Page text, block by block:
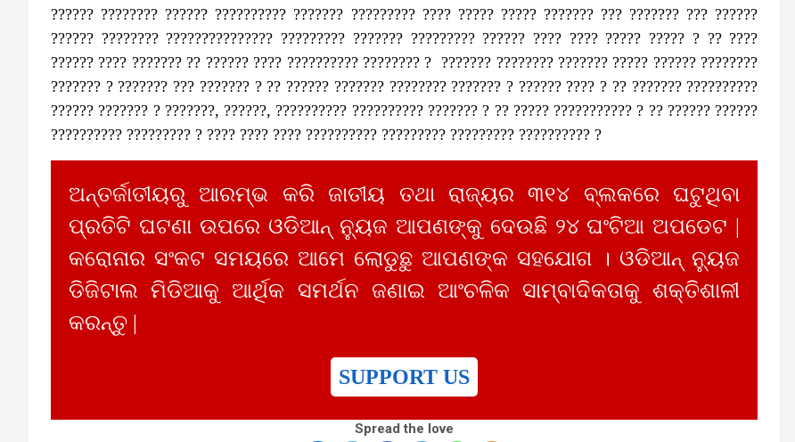
?????? ???????? ?????? ?????????? ??????? ????????? ???? ????? ????? ??????? ??? ??????? ??? ??????
?????? ???????? ??????????????? ????????? ??????? ????????? ?????? ???? ???? ????? ????? ? ?? ????
?????? ???? ??????? ?? ?????? ???? ?????????? ???????? ? ??????? ???????? ??????? ????? ?????? ????????
??????? ? ??????? ??? ??????? ? ?? ?????? ??????? ???????? ??????? ? ?????? ???? ? ?? ??????? ??????????
?????? ??????? ? ???????, ??????, ?????????? ?????????? ??????? ? ?? ????? ??????????? ? ?? ?????? ??????
?????????? ????????? ? ???? ???? ???? ?????????? ????????? ????????? ?????????? ?
ଅନ୍ତର୍ଜାତୀୟରୁ ଆରମ୍ଭ କରି ଜାତୀୟ ତଥା ରାଜ୍ୟର ୩୧୪ ବ୍ଲକରେ ଘଟୁଥିବା
ପ୍ରତିଟି ଘଟଣା ଉପରେ ଓଡିଆନ୍ ନ୍ୟୁଜ ଆପଣଙ୍କୁ ଦେଉଛି ୨୪ ଘଂଟିଆ ଅପଡେଟ |
କରୋନାର ସଂକଟ ସମୟରେ ଆମେ ଲୋଡୁଛୁ ଆପଣଙ୍କ ସହଯୋଗ । ଓଡିଆନ୍ ନ୍ୟୁଜ
ଡିଜିଟାଲ ମିଡିଆକୁ ଆର୍ଥିକ ସମର୍ଥନ ଜଣାଇ ଆଂଚଳିକ ସାମ୍ବାଦିକତାକୁ ଶକ୍ତିଶାଳୀ
କରନ୍ତୁ |
SUPPORT US
Spread the love